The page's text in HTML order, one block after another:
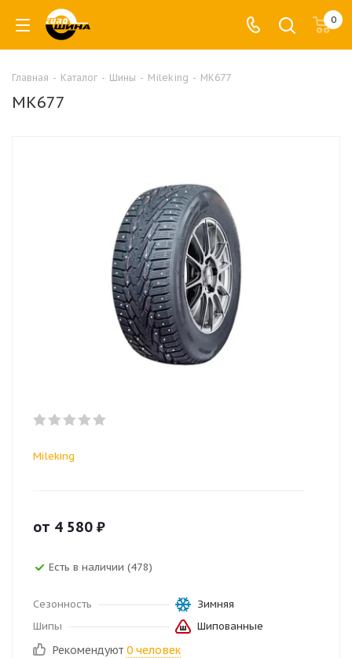
0
Главная - Каталог - Шины - Mileking - MK677
MK677
Mileking
от 4 580 ₽
Есть в наличии (478)
Сезонность
Зимняя
Шипы
Шипованные
Рекомендуют 0 человек